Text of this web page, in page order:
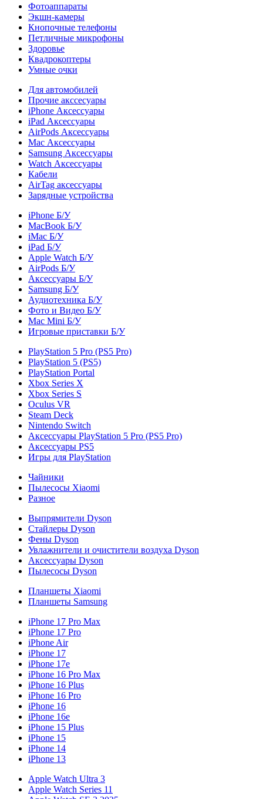
Фотоаппараты
Экшн-камеры
Кнопочные телефоны
Петличные микрофоны
Здоровье
Квадрокоптеры
Умные очки
Для автомобилей
Прочие акссесуары
iPhone Аксессуары
iPad Аксессуары
AirPods Аксессуары
Mac Аксессуары
Samsung Аксессуары
Watch Аксессуары
Кабели
AirTag аксессуары
Зарядные устройства
iPhone Б/У
MacBook Б/У
iMac Б/У
iPad Б/У
Apple Watch Б/У
AirPods Б/У
Аксессуары Б/У
Samsung Б/У
Аудиотехника Б/У
Фото и Видео Б/У
Mac Mini Б/У
Игровые приставки Б/У
PlayStation 5 Pro (PS5 Pro)
PlayStation 5 (PS5)
PlayStation Portal
Xbox Series X
Xbox Series S
Oculus VR
Steam Deck
Nintendo Switch
Аксессуары PlayStation 5 Pro (PS5 Pro)
Аксессуары PS5
Игры для PlayStation
Чайники
Пылесосы Xiaomi
Разное
Выпрямители Dyson
Стайлеры Dyson
Фены Dyson
Увлажнители и очистители воздуха Dyson
Аксессуары Dyson
Пылесосы Dyson
Планшеты Xiaomi
Планшеты Samsung
iPhone 17 Pro Max
iPhone 17 Pro
iPhone Air
iPhone 17
iPhone 17e
iPhone 16 Pro Max
iPhone 16 Plus
iPhone 16 Pro
iPhone 16
iPhone 16e
iPhone 15 Plus
iPhone 15
iPhone 14
iPhone 13
Apple Watch Ultra 3
Apple Watch Series 11